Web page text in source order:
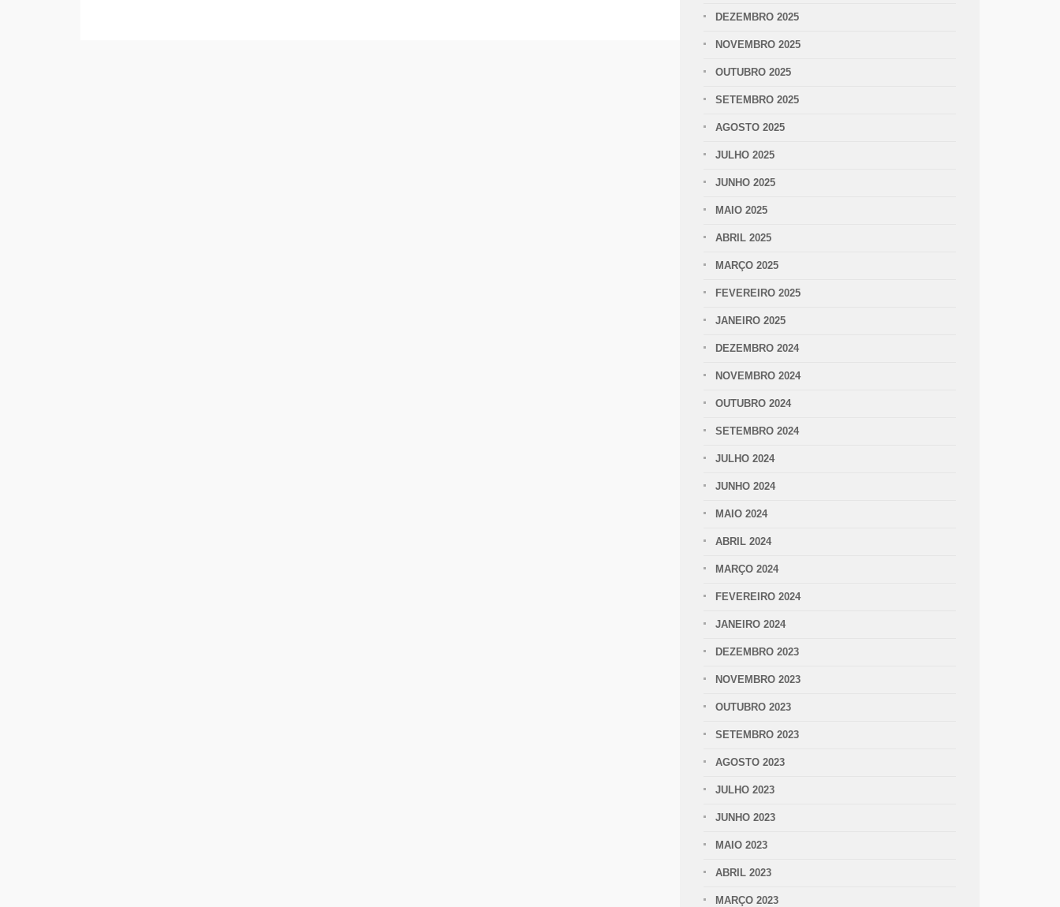
DEZEMBRO 2025
NOVEMBRO 2025
OUTUBRO 2025
SETEMBRO 2025
AGOSTO 2025
JULHO 2025
JUNHO 2025
MAIO 2025
ABRIL 2025
MARÇO 2025
FEVEREIRO 2025
JANEIRO 2025
DEZEMBRO 2024
NOVEMBRO 2024
OUTUBRO 2024
SETEMBRO 2024
JULHO 2024
JUNHO 2024
MAIO 2024
ABRIL 2024
MARÇO 2024
FEVEREIRO 2024
JANEIRO 2024
DEZEMBRO 2023
NOVEMBRO 2023
OUTUBRO 2023
SETEMBRO 2023
AGOSTO 2023
JULHO 2023
JUNHO 2023
MAIO 2023
ABRIL 2023
MARÇO 2023